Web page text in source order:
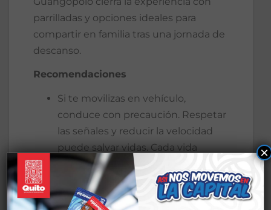
parrilladas y opciones ideales para
compartir en familia tras una jornada de
descanso.
Recomendaciones
Si te movilizas en vehículo,
conduce con precaución. Respetar
las señales y reducir la velocidad
puede salvar vidas. Cada vida
cuenta.
Planifica tu visita con anticipación y
respeta los aforos establecidos.
×